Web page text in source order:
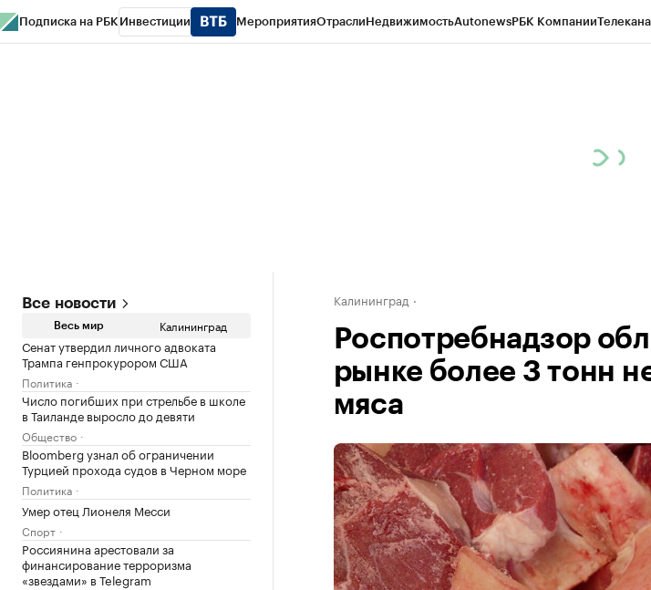
Подписка на РБК Инвестиции МероприятияОтраслиНедвижимостьAutonewsРБК Компании
Все новости
Весь мир Калининград
Сенат утвердил личного адвоката
Трампа генпрокурором США
Политика
Число погибших при стрельбе в школе
в Таиланде выросло до девяти
Общество
Bloomberg узнал об ограничении
Турцией прохода судов в Черном море
Политика
Умер отец Лионеля Месси
Спорт
Россиянина арестовали за
финансирование терроризма
«звездами» в Telegram
Калининград
Роспотребнадзор
рынке более 3 тонн
мяса